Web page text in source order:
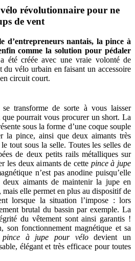
révolutionnaire pour ne
de vent
d’entrepreneurs nantais, la pince à
comme la solution pour pédaler
été créée avec une vraie volonté de
du vélo urbain en faisant un accessoire
circuit court.
transforme de sorte à vous laisser
pourrait vous procurer un short. La
sous la forme d’une coque souple
la pince, ainsi que deux aimants très
tout sous la selle. Toutes les selles de
de deux petits rails métalliques sur
les deux aimants de cette pince à jupe
n’est pas anodine puisqu’elle
deux aimants de maintenir la jupe en
mais elle permet en plus au dispositif de
lorsque la situation l’impose : lors
brutal du bassin par exemple. La
du vêtement sont ainsi garantis !
son fonctionnement magnétique et sa
pince à jupe pour vélodevient un
élégant et très efficace pour toutes